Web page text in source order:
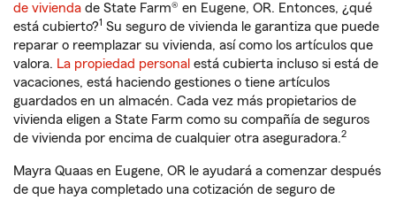
de vivienda de State Farm® en Eugene, OR. Entonces, ¿qué
está cubierto?1 Su seguro de vivienda le garantiza que puede
reparar o reemplazar su vivienda, así como los artículos que
valora. La propiedad personal está cubierta incluso si está de
vacaciones, está haciendo gestiones o tiene artículos
guardados en un almacén. Cada vez más propietarios de
vivienda eligen a State Farm como su compañía de seguros
de vivienda por encima de cualquier otra aseguradora.2
Mayra Quaas en Eugene, OR le ayudará a comenzar después
de que haya completado una cotización de seguro de